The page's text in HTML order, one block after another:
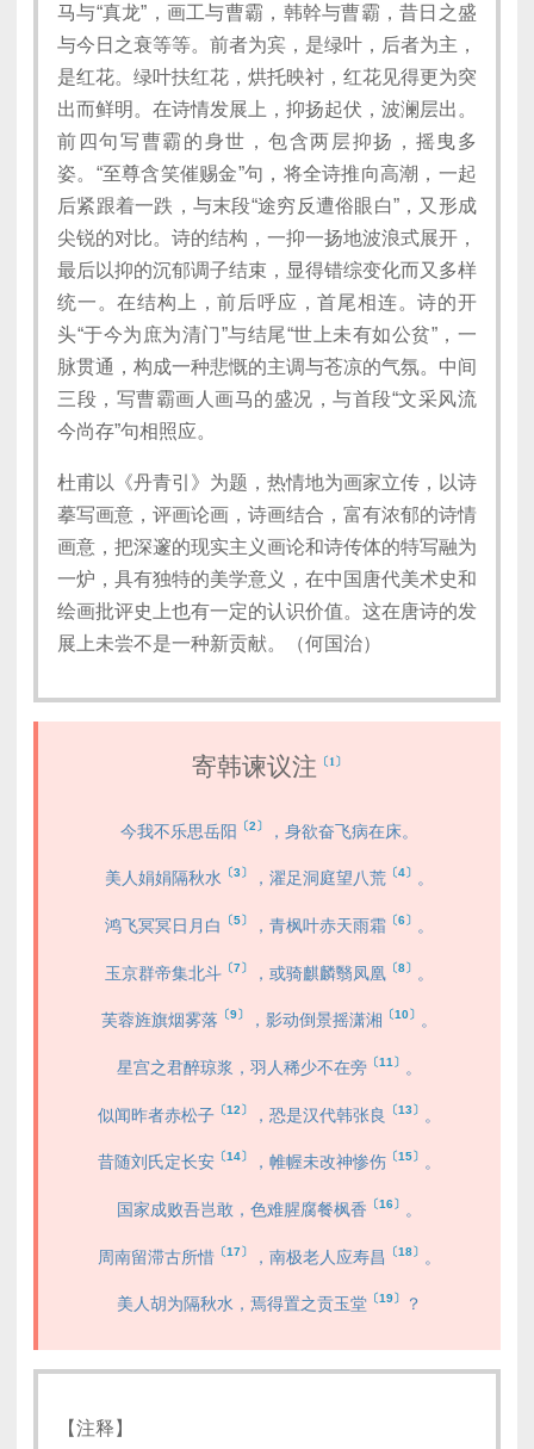
马与“真龙”，画工与曹霸，韩幹与曹霸，昔日之盛
与今日之衰等等。前者为宾，是绿叶，后者为主，
是红花。绿叶扶红花，烘托映衬，红花见得更为突
出而鲜明。在诗情发展上，抑扬起伏，波澜层出。
前四句写曹霸的身世，包含两层抑扬，摇曳多
姿。“至尊含笑催赐金”句，将全诗推向高潮，一起
后紧跟着一跌，与末段“途穷反遭俗眼白”，又形成
尖锐的对比。诗的结构，一抑一扬地波浪式展开，
最后以抑的沉郁调子结束，显得错综变化而又多样
统一。在结构上，前后呼应，首尾相连。诗的开
头“于今为庶为清门”与结尾“世上未有如公贫”，一
脉贯通，构成一种悲慨的主调与苍凉的气氛。中间
三段，写曹霸画人画马的盛况，与首段“文采风流
今尚存”句相照应。
杜甫以《丹青引》为题，热情地为画家立传，以诗
摹写画意，评画论画，诗画结合，富有浓郁的诗情
画意，把深邃的现实主义画论和诗传体的特写融为
一炉，具有独特的美学意义，在中国唐代美术史和
绘画批评史上也有一定的认识价值。这在唐诗的发
展上未尝不是一种新贡献。（何国治）
寄韩谏议注 〔1〕
今我不乐思岳阳 〔2〕 ，身欲奋飞病在床。
美人娟娟隔秋水 〔3〕 ，濯足洞庭望八荒 〔4〕 。
鸿飞冥冥日月白 〔5〕 ，青枫叶赤天雨霜 〔6〕 。
玉京群帝集北斗 〔7〕 ，或骑麒麟翳凤凰 〔8〕 。
芙蓉旌旗烟雾落 〔9〕 ，影动倒景摇潇湘 〔10〕 。
星宫之君醉琼浆，羽人稀少不在旁 〔11〕 。
似闻昨者赤松子 〔12〕 ，恐是汉代韩张良 〔13〕 。
昔随刘氏定长安 〔14〕 ，帷幄未改神惨伤 〔15〕 。
国家成败吾岂敢，色难腥腐餐枫香 〔16〕 。
周南留滞古所惜 〔17〕 ，南极老人应寿昌 〔18〕 。
美人胡为隔秋水，焉得置之贡玉堂 〔19〕 ？
【注释】